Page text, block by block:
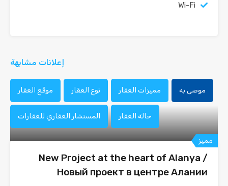
Wi-Fi
إعلانات مشابهة
موصى به مميزات العقار نوع العقار موقع العقار
حالة العقار المستشار العقاري للعقارات
مميز
New Project at the heart of Alanya /
Новый проект в центре Алании